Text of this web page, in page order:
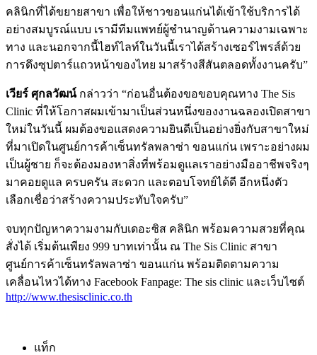
คลินิกที่ได้ขยายสาขา เพื่อให้ชาวขอนแก่นได้เข้าใช้บริการได้
อย่างสมบูรณ์แบบ เรามีทีมแพทย์ผู้ชำนาญด้านความงามเฉพาะ
ทาง และนอกจากนี้ไฮท์ไลท์ในวันนี้เราได้สร้างเซอร์ไพรส์ด้วย
การดึงซุปตาร์แถวหน้าของไทย มาสร้างสีสันตลอดทั้งงานครับ”
เวียร์ ศุกลวัฒน์ กล่าวว่า “ก่อนอื่นต้องขอขอบคุณทาง The Sis
Clinic ที่ให้โอกาสผมเข้ามาเป็นส่วนหนึ่งของงานฉลองเปิดสาขา
ใหม่ในวันนี้ ผมต้องขอแสดงความยินดีเป็นอย่างยิ่งกับสาขาใหม่
ที่มาเปิดในศูนย์การค้าเซ็นทรัลพลาซ่า ขอนแก่น เพราะอย่างผม
เป็นผู้ชาย ก็จะต้องมองหาสิ่งที่พร้อมดูแลเราอย่างมืออาชีพจริงๆ
มาคอยดูแล ครบครัน สะดวก และตอบโจทย์ได้ดี อีกหนึ่งตัว
เลือกเชื่อว่าสร้างความประทับใจครับ”
จบทุกปัญหาความงามกับเดอะซิส คลินิก พร้อมความสวยที่คุณ
สั่งได้ เริ่มต้นเพียง 999 บาทเท่านั้น ณ The Sis Clinic สาขา
ศูนย์การค้าเซ็นทรัลพลาซ่า ขอนแก่น พร้อมติดตามความ
เคลื่อนไหวได้ทาง Facebook Fanpage: The sis clinic และเว็บไซต์
http://www.thesisclinic.co.th
แท็ก